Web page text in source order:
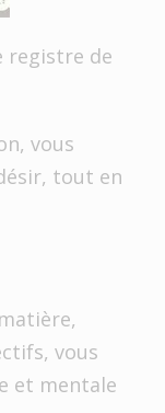
registre de
vous
tout en
vous
et mentale